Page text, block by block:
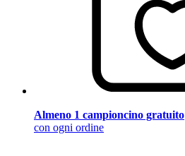
Almeno 1 campioncino gratuito
con ogni ordine